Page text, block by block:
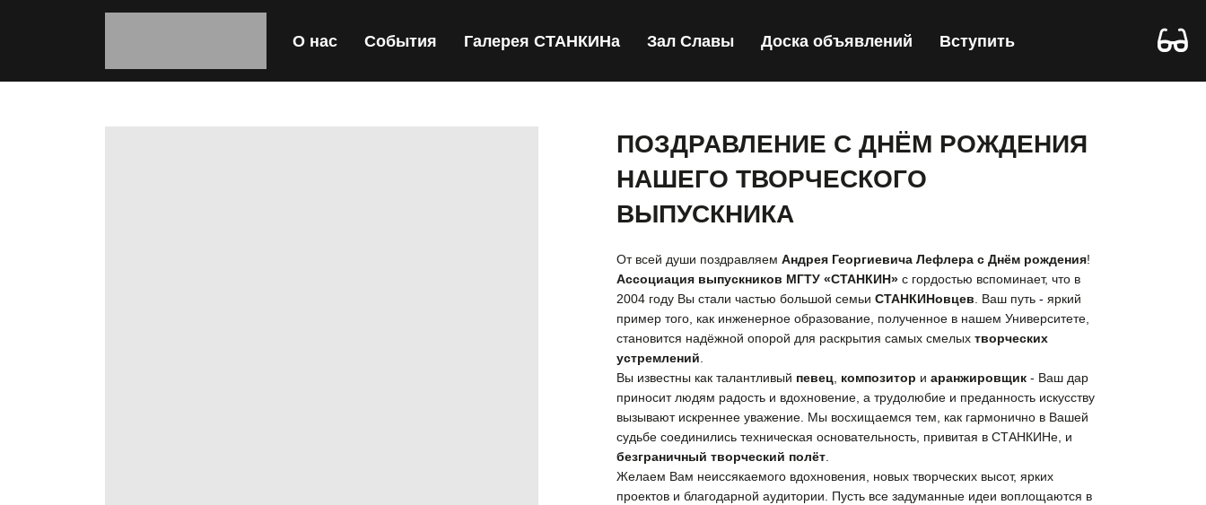
О нас События Галерея СТАНКИНа Зал Славы Доска объявлений Вступить
ПОЗДРАВЛЕНИЕ С ДНЁМ РОЖДЕНИЯ
НАШЕГО ТВОРЧЕСКОГО
ВЫПУСКНИКА
От всей души поздравляем Андрея Георгиевича Лефлера с Днём рождения!
Ассоциация выпускников МГТУ «СТАНКИН» с гордостью вспоминает, что в
2004 году Вы стали частью большой семьи СТАНКИНовцев. Ваш путь - яркий
пример того, как инженерное образование, полученное в нашем Университете,
становится надёжной опорой для раскрытия самых смелых творческих
устремлений.
Вы известны как талантливый певец, композитор и аранжировщик - Ваш дар
приносит людям радость и вдохновение, а трудолюбие и преданность искусству
вызывают искреннее уважение. Мы восхищаемся тем, как гармонично в Вашей
судьбе соединились техническая основательность, привитая в СТАНКИНе, и
безграничный творческий полёт.
Желаем Вам неиссякаемого вдохновения, новых творческих высот, ярких
проектов и благодарной аудитории. Пусть все задуманные идеи воплощаются в